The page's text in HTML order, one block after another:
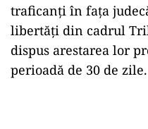
traficanți în fața
libertăți din cadrul
dispus arestarea lor
perioadă de 30 de zile.